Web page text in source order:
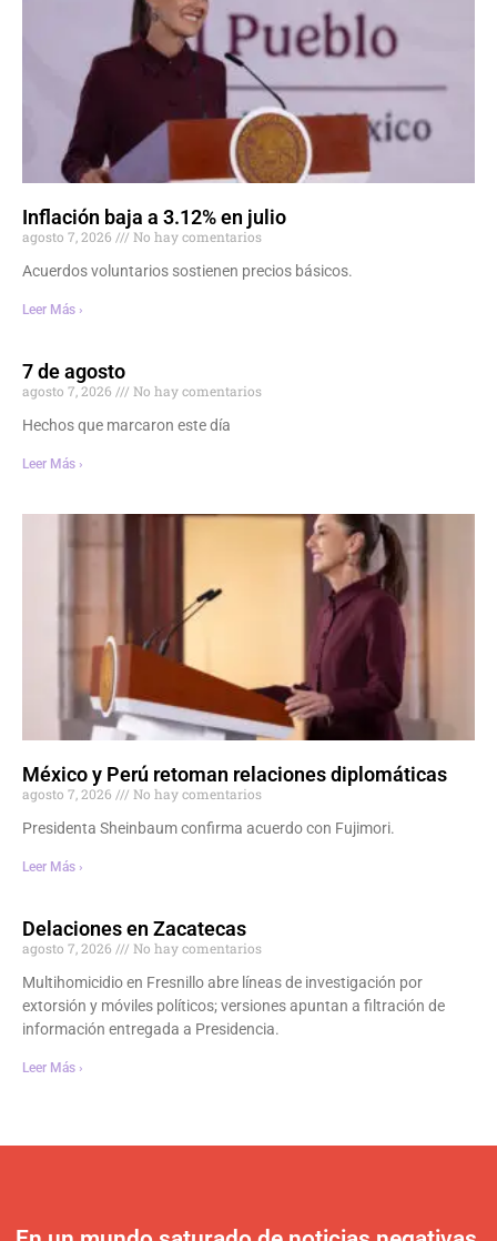
Inflación baja a 3.12% en julio
agosto 7, 2026
No hay comentarios
Acuerdos voluntarios sostienen precios básicos.
Leer Más ›
7 de agosto
agosto 7, 2026
No hay comentarios
Hechos que marcaron este día
Leer Más ›
México y Perú retoman relaciones diplomáticas
agosto 7, 2026
No hay comentarios
Presidenta Sheinbaum confirma acuerdo con Fujimori.
Leer Más ›
Delaciones en Zacatecas
agosto 7, 2026
No hay comentarios
Multihomicidio en Fresnillo abre líneas de investigación por
extorsión y móviles políticos; versiones apuntan a filtración de
información entregada a Presidencia.
Leer Más ›